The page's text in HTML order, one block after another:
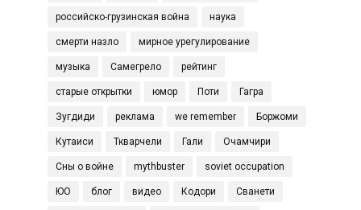
российско-грузинская война наука
смерти назло мирное урегулирование
музыка Самегрело рейтинг
старые открытки юмор Поти Гагра
Зугдиди реклама we remember Боржоми
Кутаиси Ткварчели Гали Очамчири
Сны о войне mythbuster soviet occupation
ЮО блог видео Кодори Сванети